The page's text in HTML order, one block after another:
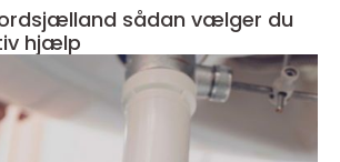
sådan vælger du
hjælp